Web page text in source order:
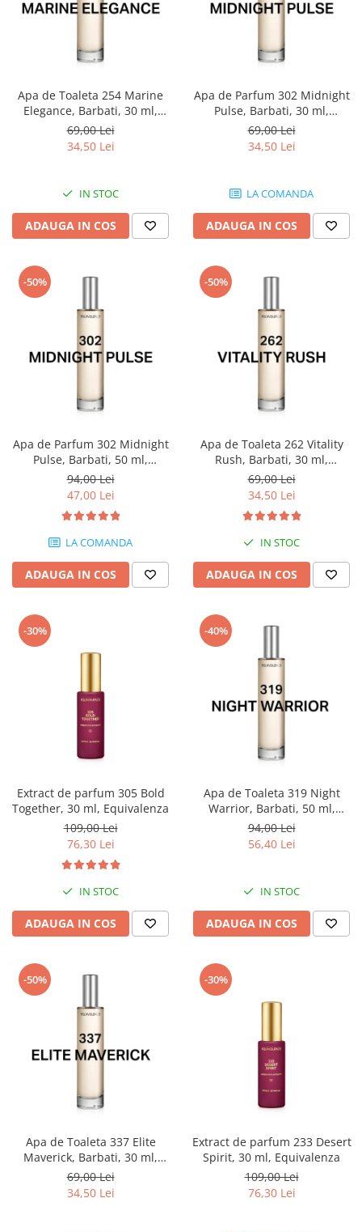
Ulei pentru barba
Apa de Toaleta 254 Marine
Elegance, Barbati, 30 ml,
Equivalenza
69,00 Lei
34,50 Lei
IN STOC
ADAUGA IN COS
Apa de Parfum 302 Midnight
Pulse, Barbati, 30 ml,
Equivalenza
69,00 Lei
34,50 Lei
LA COMANDA
ADAUGA IN COS
-50%
Apa de Parfum 302 Midnight
Pulse, Barbati, 50 ml,
Equivalenza
94,00 Lei
47,00 Lei
LA COMANDA
ADAUGA IN COS
-50%
Apa de Toaleta 262 Vitality
Rush, Barbati, 30 ml,
Equivalenza
69,00 Lei
34,50 Lei
IN STOC
ADAUGA IN COS
-30%
Extract de parfum 305 Bold
Together, 30 ml, Equivalenza
109,00 Lei
76,30 Lei
IN STOC
ADAUGA IN COS
-40%
Apa de Toaleta 319 Night
Warrior, Barbati, 50 ml,
Equivalenza
94,00 Lei
56,40 Lei
IN STOC
ADAUGA IN COS
-50%
Apa de Toaleta 337 Elite
Maverick, Barbati, 30 ml,
Equivalenza
69,00 Lei
34,50 Lei
-30%
Extract de parfum 233 Desert
Spirit, 30 ml, Equivalenza
109,00 Lei
76,30 Lei